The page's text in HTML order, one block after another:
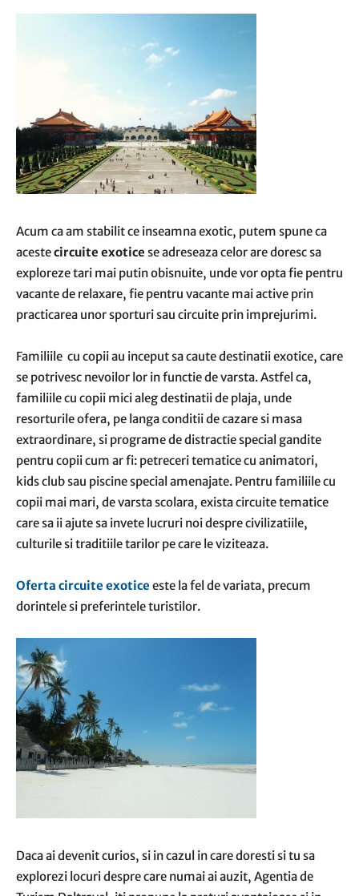
Acum ca am stabilit ce inseamna exotic, putem spune ca
acestecircuite exotice se adreseaza celor are doresc sa
exploreze tari mai putin obisnuite, unde vor opta fie pentru
vacante de relaxare, fie pentru vacante mai active prin
practicarea unor sporturi sau circuite prin imprejurimi.
Familiile cu copii au inceput sa caute destinatii exotice, care
se potrivesc nevoilor lor in functie de varsta. Astfel ca,
familiile cu copii mici aleg destinatii de plaja, unde
resorturile ofera, pe langa conditii de cazare si masa
extraordinare, si programe de distractie special gandite
pentru copii cum ar fi: petreceri tematice cu animatori,
kids club sau piscine special amenajate. Pentru familiile cu
copii mai mari, de varsta scolara, exista circuite tematice
care sa ii ajute sa invete lucruri noi despre civilizatiile,
culturile si traditiile tarilor pe care le viziteaza.
Oferta circuite exotice este la fel de variata, precum
dorintele si preferintele turistilor.
Daca ai devenit curios, si in cazul in care doresti si tu sa
explorezi locuri despre care numai ai auzit, Agentia de